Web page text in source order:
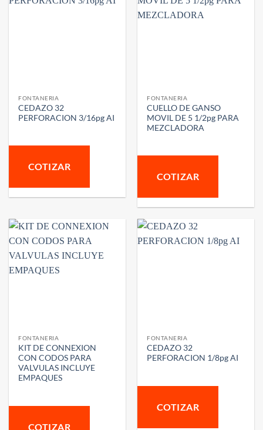
FONTANERIA
CEDAZO 32
PERFORACION 3/16pg AI
COTIZAR
FONTANERIA
CUELLO DE GANSO
MOVIL DE 5 1/2pg PARA
MEZCLADORA
COTIZAR
FONTANERIA
KIT DE CONNEXION
CON CODOS PARA
VALVULAS INCLUYE
EMPAQUES
COTIZAR
FONTANERIA
CEDAZO 32
PERFORACION 1/8pg AI
COTIZAR